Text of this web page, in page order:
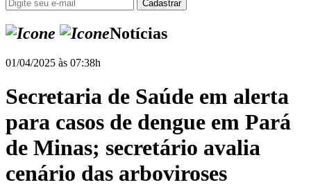
Notícias
01/04/2025 às 07:38h
Secretaria de Saúde em alerta
para casos de dengue em Pará
de Minas; secretário avalia
cenário das arboviroses